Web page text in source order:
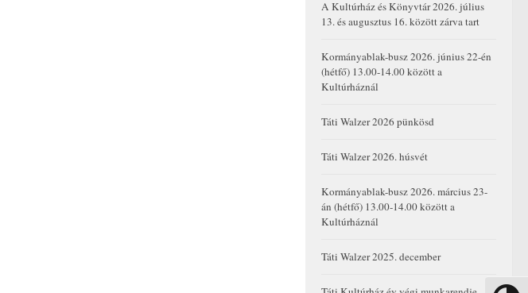
A Kultúrház és Könyvtár 2026. július
13. és augusztus 16. között zárva tart
Kormányablak-busz 2026. június 22-én
(hétfő) 13.00-14.00 között a
Kultúrháznál
Táti Walzer 2026 pünkösd
Táti Walzer 2026. húsvét
Kormányablak-busz 2026. március 23-
án (hétfő) 13.00-14.00 között a
Kultúrháznál
Táti Walzer 2025. december